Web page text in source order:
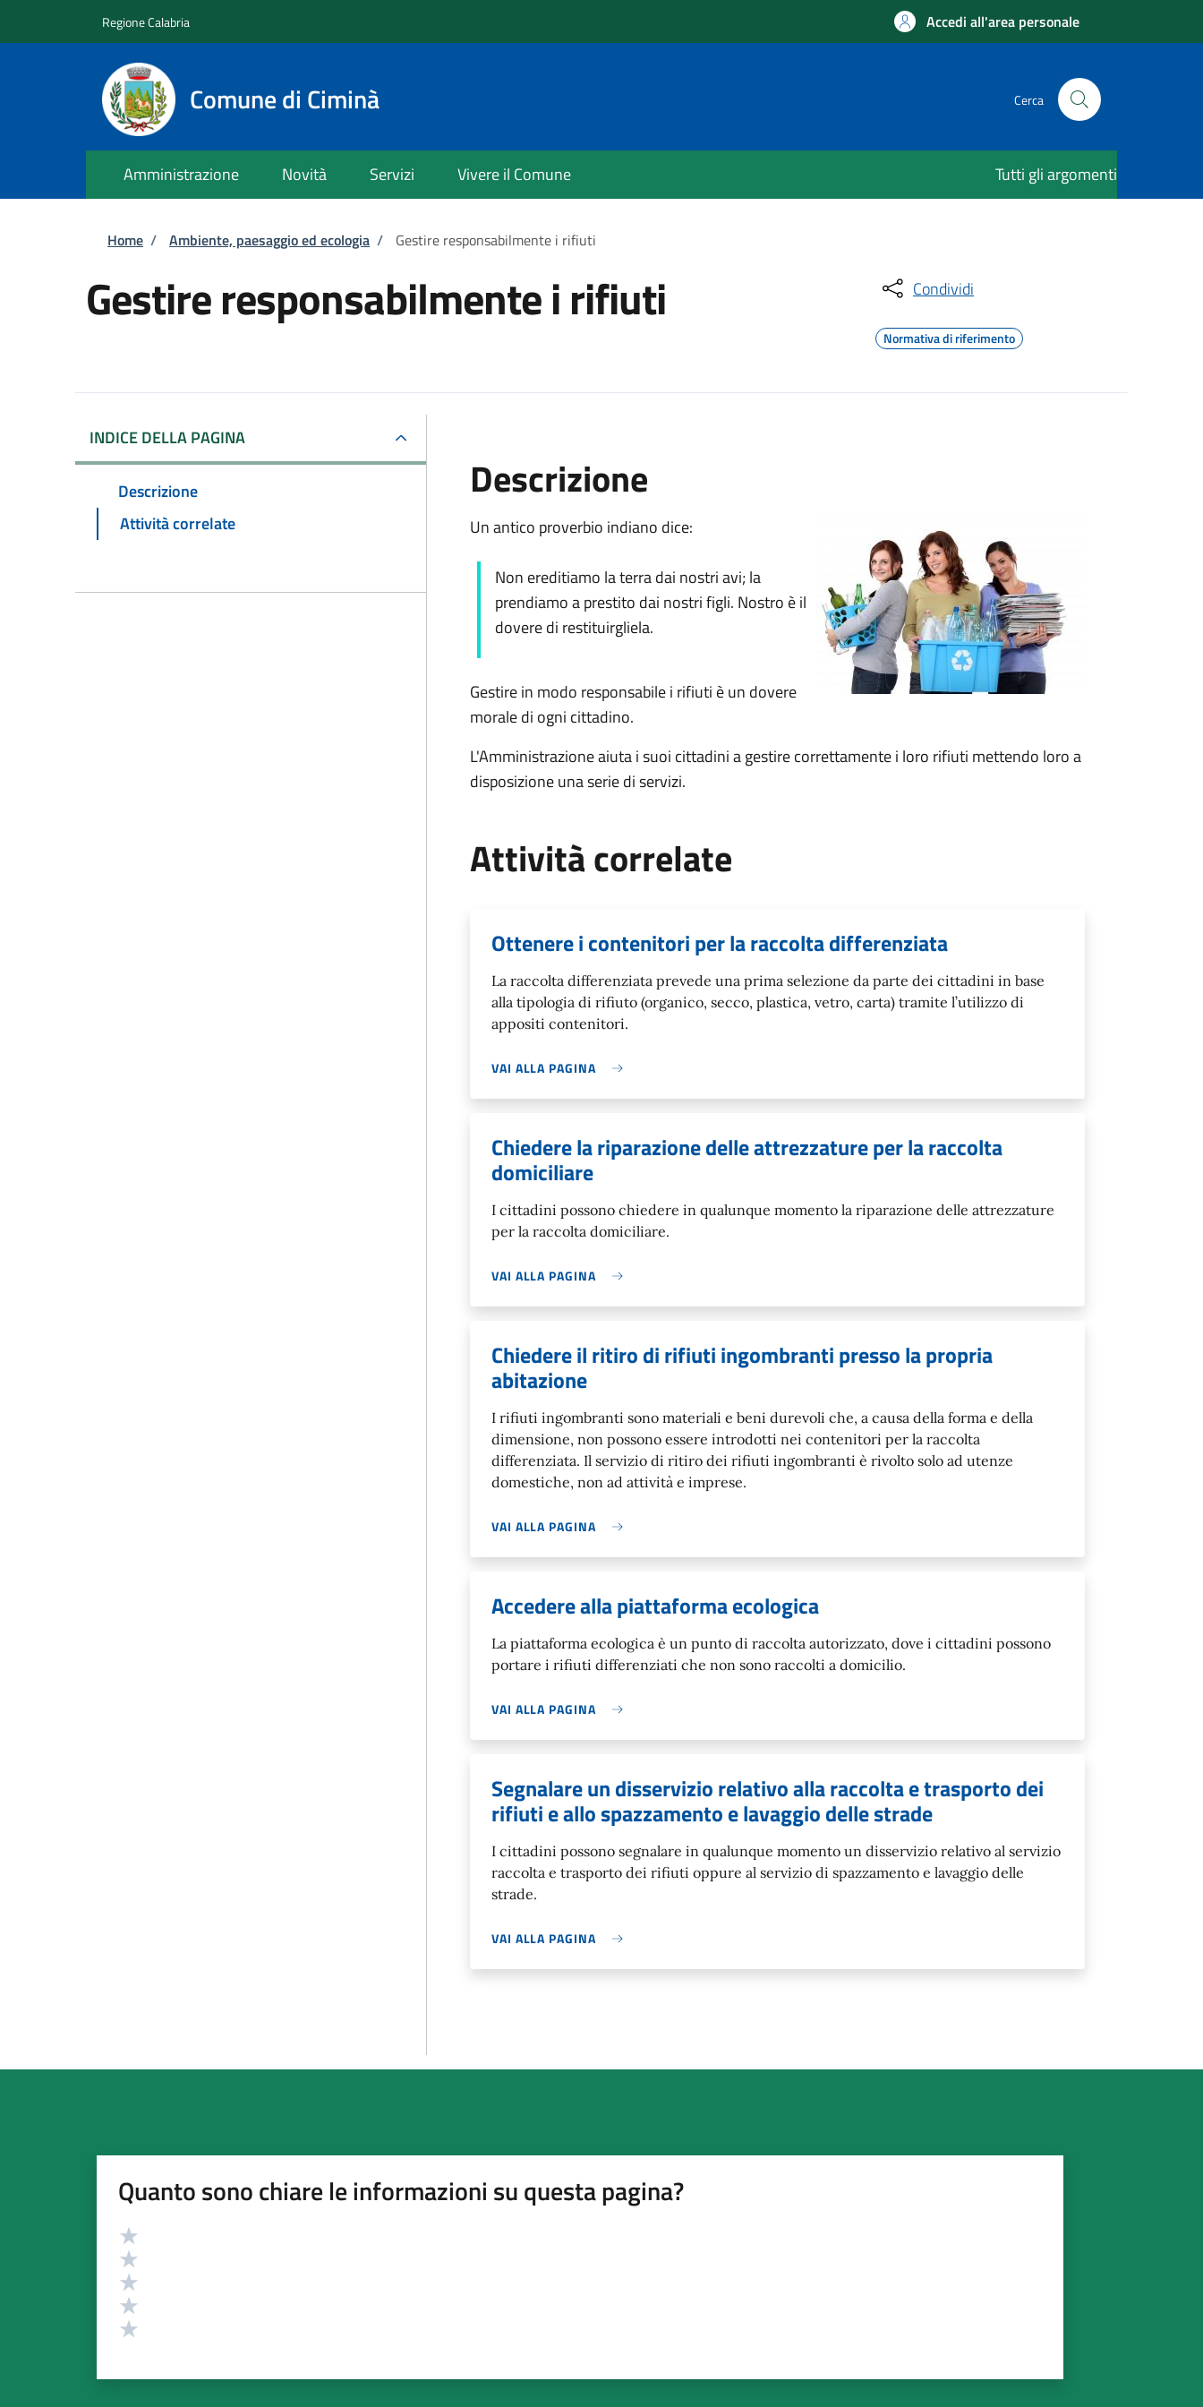
Regione Calabria Accedi all'area personale
Comune di Ciminà Cerca
Amministrazione Novità Servizi Vivere il Comune Tutti gli argomenti
Briciole di pane
Home / Ambiente, paesaggio ed ecologia / Gestire responsabilmente i rifiuti
Gestire responsabilmente i rifiuti Condividi
Normativa di riferimento
INDICE DELLA PAGINA
Descrizione
Attività correlate
Descrizione
Un antico proverbio indiano dice:
Non ereditiamo la terra dai nostri avi; la
prendiamo a prestito dai nostri figli. Nostro è il
dovere di restituirgliela.
Gestire in modo responsabile i rifiuti è un dovere
morale di ogni cittadino.
L'Amministrazione aiuta i suoi cittadini a gestire correttamente i loro rifiuti mettendo loro a
disposizione una serie di servizi.
Attività correlate
Ottenere i contenitori per la raccolta differenziata
La raccolta differenziata prevede una prima selezione da parte dei cittadini in base
alla tipologia di rifiuto (organico, secco, plastica, vetro, carta) tramite l’utilizzo di
appositi contenitori.
VAI ALLA PAGINA
Chiedere la riparazione delle attrezzature per la raccolta
domiciliare
I cittadini possono chiedere in qualunque momento la riparazione delle attrezzature
per la raccolta domiciliare.
VAI ALLA PAGINA
Chiedere il ritiro di rifiuti ingombranti presso la propria
abitazione
I rifiuti ingombranti sono materiali e beni durevoli che, a causa della forma e della
dimensione, non possono essere introdotti nei contenitori per la raccolta
differenziata. Il servizio di ritiro dei rifiuti ingombranti è rivolto solo ad utenze
domestiche, non ad attività e imprese.
VAI ALLA PAGINA
Accedere alla piattaforma ecologica
La piattaforma ecologica è un punto di raccolta autorizzato, dove i cittadini possono
portare i rifiuti differenziati che non sono raccolti a domicilio.
VAI ALLA PAGINA
Segnalare un disservizio relativo alla raccolta e trasporto dei
rifiuti e allo spazzamento e lavaggio delle strade
I cittadini possono segnalare in qualunque momento un disservizio relativo al servizio
raccolta e trasporto dei rifiuti oppure al servizio di spazzamento e lavaggio delle
strade.
VAI ALLA PAGINA
Quanto sono chiare le informazioni su questa pagina?
Valutazione